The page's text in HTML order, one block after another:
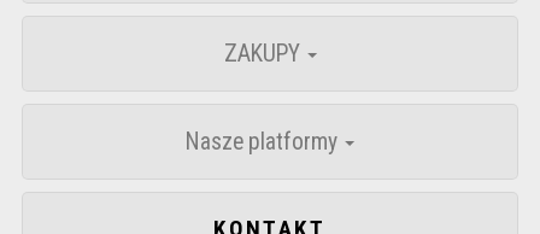
ZAKUPY
Nasze platformy